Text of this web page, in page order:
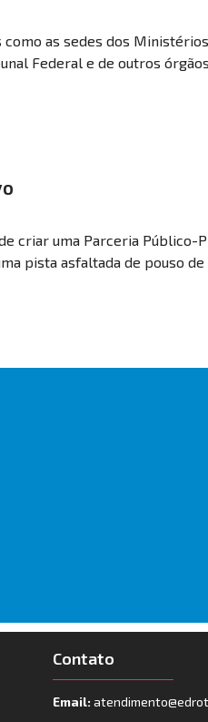
as sedes dos
Federal e de outros
criar uma Parceria Público-
pista asfaltada de pouso de
Contato
Email: